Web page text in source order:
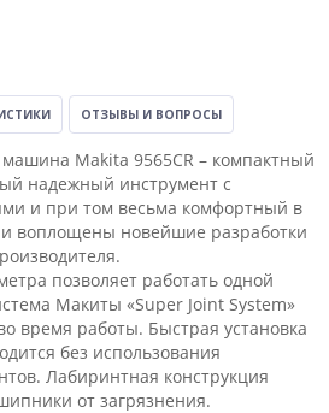
ОТЗЫВЫ И ВОПРОСЫ
Makita 9565CR – компактный
надежный инструмент с
и при том весьма комфортный в
воплощены новейшие разработки
позволяет работать одной
Макиты «Super Joint System»
время работы. Быстрая установка
без использования
Лабиринтная конструкция
от загрязнения.